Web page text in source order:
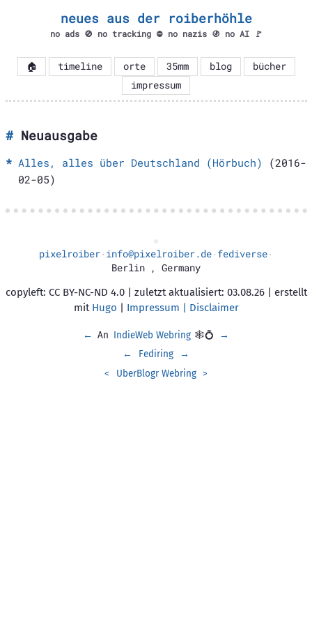
neues aus der roiberhöhle
no ads 🚫 no tracking ⛔ no nazis 🚯 no AI 🚩
🏠 timeline orte 35mm blog
bücher
impressum
Neuausgabe
Alles, alles über Deutschland (Hörbuch) (2016-
02-05)
pixelroiber· info@pixelroiber.de· fediverse·
Berlin , Germany
copyleft: CC BY-NC-ND 4.0 | zuletzt aktualisiert: 03.08.26 | erstellt
mit Hugo | Impressum | Disclaimer
← An IndieWeb Webring 🕸💍
→
←
Fediring
→
<
UberBlogr Webring >